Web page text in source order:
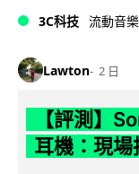
3C科技 流動音樂
Lawton 2 日
【評測】
耳機：現